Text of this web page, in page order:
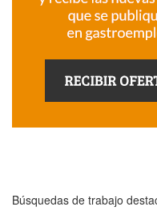
Búsquedas de trabajo